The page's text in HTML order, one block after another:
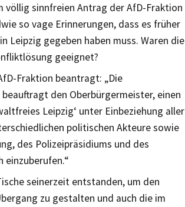
völlig sinnfreien Antrag der AfD-Fraktion
so vage Erinnerungen, dass es früher
Leipzig gegeben haben muss. Waren die
geeignet?
Fraktion beantragt: „Die
den Oberbürgermeister, einen
Leipzig‘ unter Einbeziehung aller
politischen Akteure sowie
des Polizeipräsidiums und des
seinerzeit entstanden, um den
zu gestalten und auch die im